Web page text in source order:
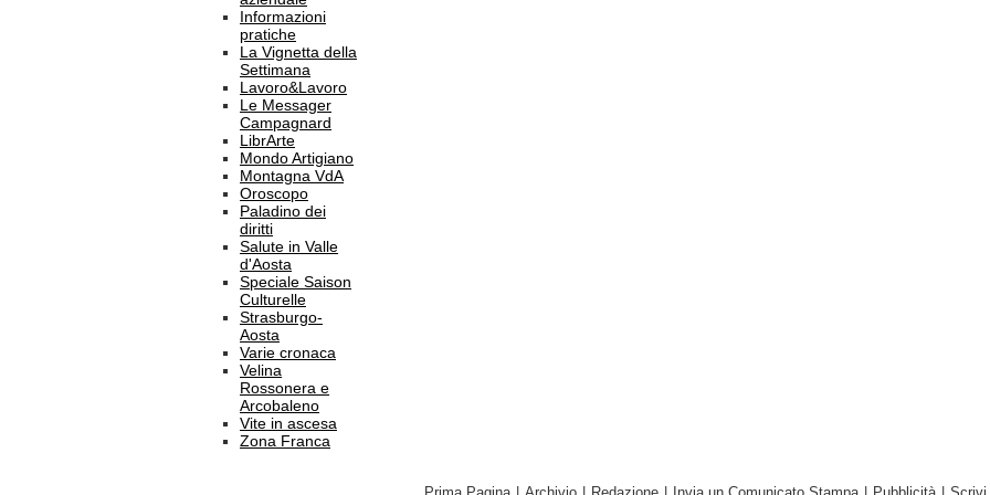
Informazioni
pratiche
La Vignetta della
Settimana
Lavoro&Lavoro
Le Messager
Campagnard
LibrArte
Mondo Artigiano
Montagna VdA
Oroscopo
Paladino dei
diritti
Salute in Valle
d'Aosta
Speciale Saison
Culturelle
Strasburgo-
Aosta
Varie cronaca
Velina
Rossonera e
Arcobaleno
Vite in ascesa
Zona Franca